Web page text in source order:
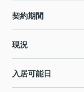
契約期間
現況
入居可能日